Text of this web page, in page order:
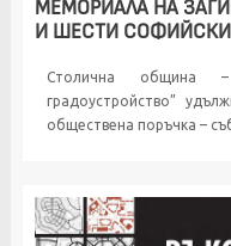
МЕМОРИАЛА НА
И ШЕСТИ
Столична община –
градоустройство”
обществена поръчка –